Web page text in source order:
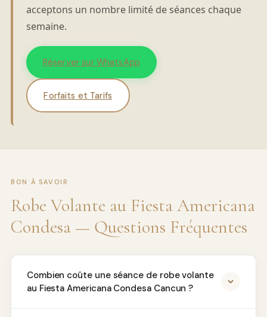
acceptons un nombre limité de séances chaque
semaine.
Réserver sur WhatsApp
Forfaits et Tarifs
BON À SAVOIR
Robe Volante au Fiesta Americana
Condesa — Questions Fréquentes
Combien coûte une séance de robe volante
au Fiesta Americana Condesa Cancun ?